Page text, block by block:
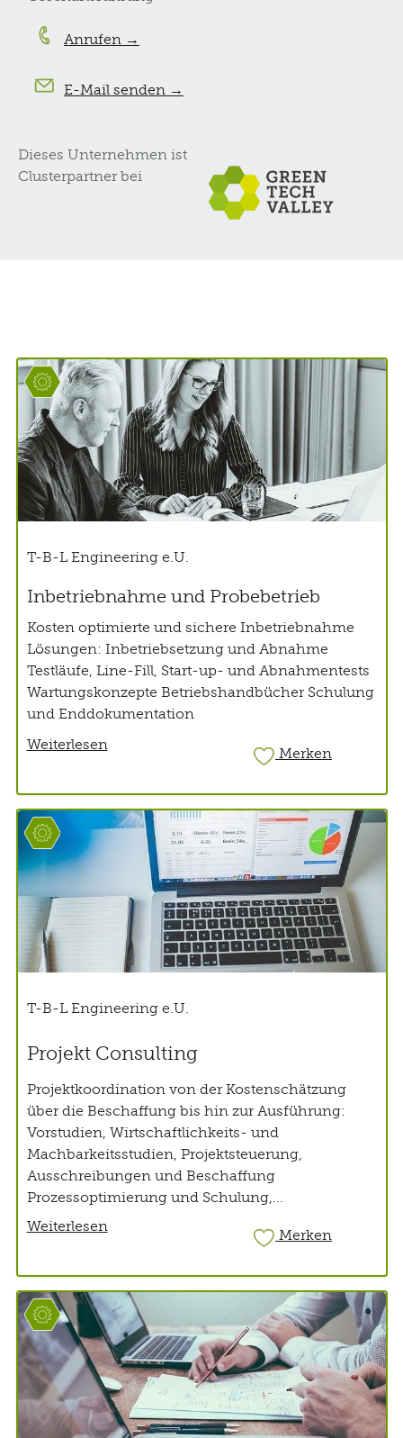
Anrufen →
E-Mail senden →
Dieses Unternehmen ist
Clusterpartner bei
T-B-L Engineering e.U.
Inbetriebnahme und Probebetrieb
Kosten optimierte und sichere Inbetriebnahme
Lösungen: Inbetriebsetzung und Abnahme
Testläufe, Line-Fill, Start-up- und Abnahmentests
Wartungskonzepte Betriebshandbücher Schulung
und Enddokumentation
Weiterlesen
Merken
T-B-L Engineering e.U.
Projekt Consulting
Projektkoordination von der Kostenschätzung
über die Beschaffung bis hin zur Ausführung:
Vorstudien, Wirtschaftlichkeits- und
Machbarkeitsstudien, Projektsteuerung,
Ausschreibungen und Beschaffung
Prozessoptimierung und Schulung,...
Weiterlesen
Merken